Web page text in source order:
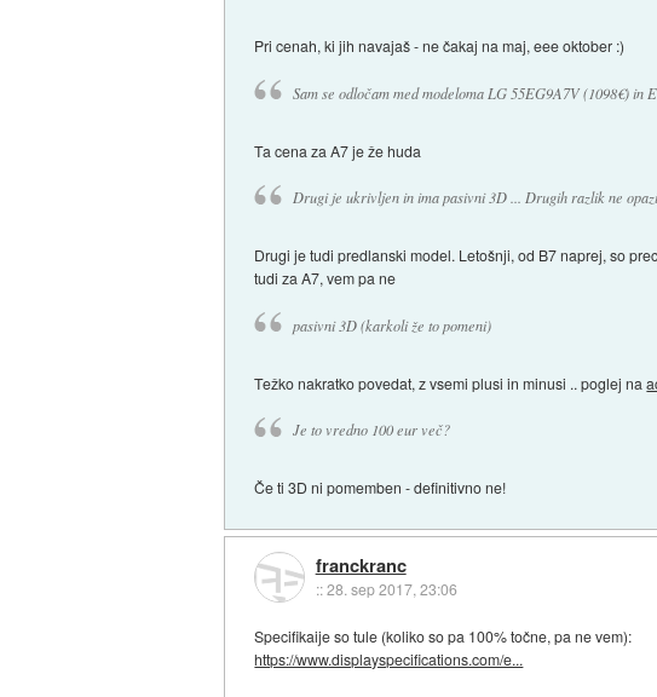
Pri cenah, ki jih navajaš - ne čakaj na maj, eee oktober :)
Sam se odločam med modeloma LG 55EG9A7V (1098€) in
Ta cena za A7 je že huda
Drugi je ukrivljen in ima pasivni 3D ... Drugih razlik ne
Drugi je tudi predlanski model. Letošnji, od B7 naprej, so
tudi za A7, vem pa ne
pasivni 3D (karkoli že to pomeni)
Težko nakratko povedat, z vsemi plusi in minusi .. poglej na
Je to vredno 100 eur več?
Če ti 3D ni pomemben - definitivno ne!
franckranc
::28. sep 2017, 23:06
Specifikaije so tule (koliko so pa 100% točne, pa ne vem):
https://www.displayspecifications.com/e...